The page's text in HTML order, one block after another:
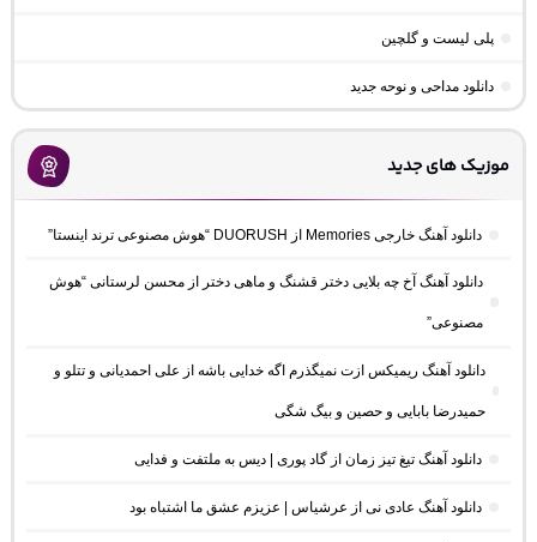
پلی لیست و گلچین
دانلود مداحی و نوحه جدید
موزیک های جدید
دانلود آهنگ خارجی Memories از DUORUSH “هوش مصنوعی ترند اینستا”
دانلود آهنگ آخ چه بلایی دختر قشنگ و ماهی دختر از محسن لرستانی “هوش
مصنوعی”
دانلود آهنگ ریمیکس ازت نمیگذرم اگه خدایی باشه از علی احمدیانی و تتلو و
حمیدرضا بابایی و حصین و بیگ شگی
دانلود آهنگ تیغ تیز زمان از گاد پوری | دیس به ملتفت و فدایی
دانلود آهنگ عادی نی از عرشیاس | عزیزم عشق ما اشتباه بود